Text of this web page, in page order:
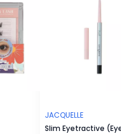
JACQUELLE
Slim Eyetractive